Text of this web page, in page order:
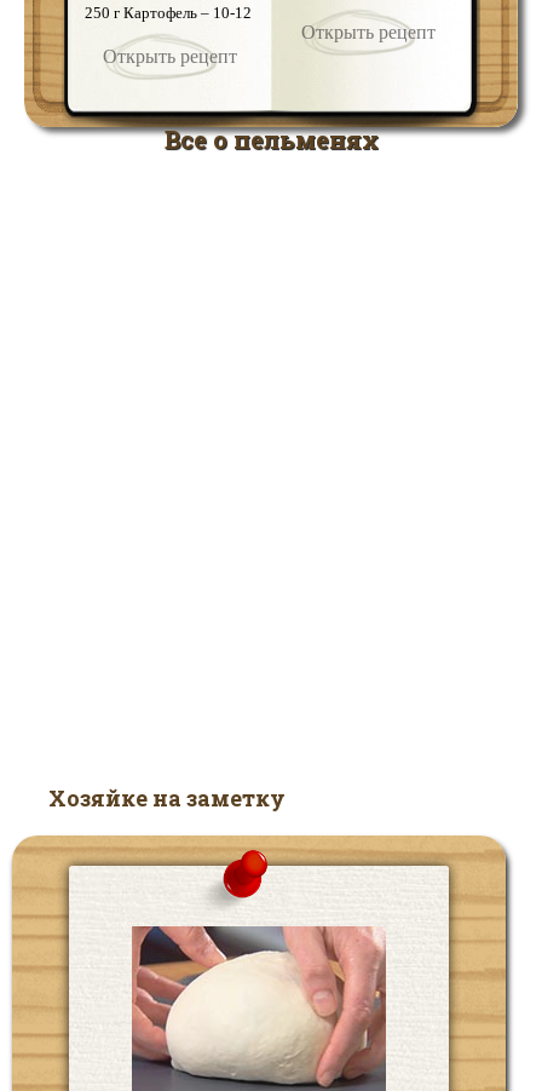
250 г Картофель – 10-12
шт. Репчатый лук – 4 …
Открыть рецепт
20г Истолочь в сухари
сухой хлеб, готовые
сухари …
Открыть рецепт
(легко плавящийся) – 50 г
Яйцо – 1 шт. Кедровы …
Открыть рецепт
через
солим и
Все о пельменях
Хозяйке на заметку